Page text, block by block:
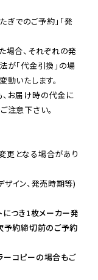
ぎでのご予約」「発
場合、それぞれの発
が「代金引換」の場
お届け時の代金に
注意下さい。
更となる場合があり
イン、発売時期等)
つき1枚メーカー発
予約締切前のご予約
ーコピーの場合もご